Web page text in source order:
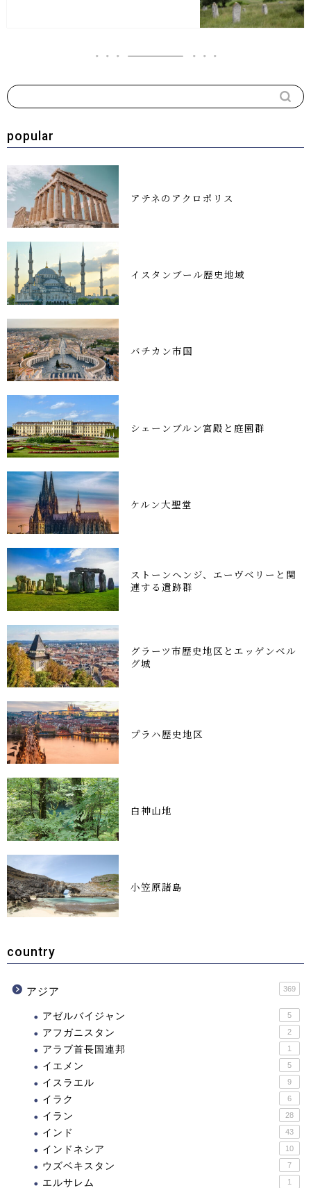
popular
アテネのアクロポリス
イスタンブール歴史地域
バチカン市国
シェーンブルン宮殿と庭園群
ケルン大聖堂
ストーンヘンジ、エーヴベリーと関
連する遺跡群
グラーツ市歴史地区とエッゲンベル
グ城
プラハ歴史地区
白神山地
小笠原諸島
country
アジア 369
アゼルバイジャン 5
アフガニスタン 2
アラブ首長国連邦 1
イエメン 5
イスラエル 9
イラク 6
イラン 28
インド 43
インドネシア 10
ウズベキスタン 7
エルサレム 1